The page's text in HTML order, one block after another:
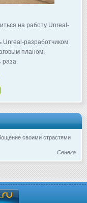
на работу Unreal-
Unreal-разработчиком.
планом.
раза.
своими страстями
Сенека